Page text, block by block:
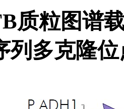
质粒图谱
列多克隆